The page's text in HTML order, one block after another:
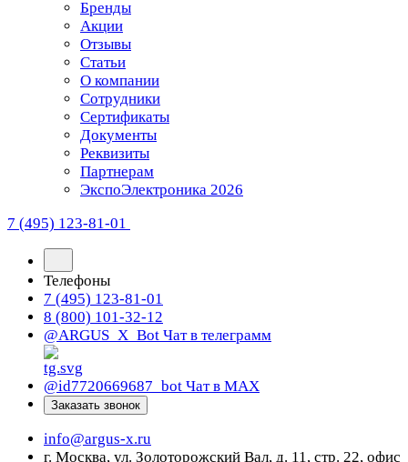
Бренды
Акции
Отзывы
Статьи
О компании
Сотрудники
Сертификаты
Документы
Реквизиты
Партнерам
ЭкспоЭлектроника 2026
7 (495) 123-81-01
Телефоны
7 (495) 123-81-01
8 (800) 101-32-12
@ARGUS_X_Bot Чат в телеграмм
@id7720669687_bot Чат в МАХ
Заказать звонок
info@argus-x.ru
г. Москва, ул. Золоторожский Вал, д. 11, стр. 22, офис